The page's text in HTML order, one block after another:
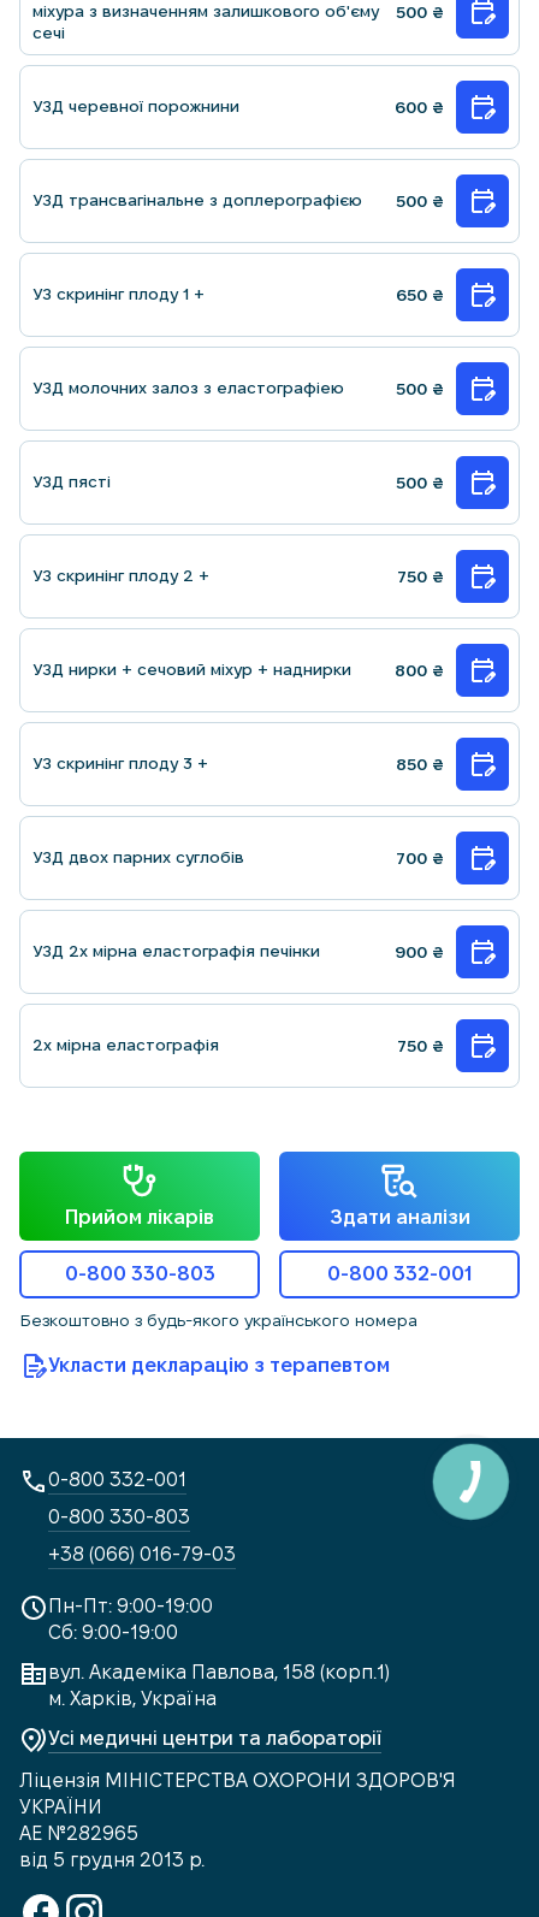
мiхура з визначенням залишкового об'єму
сечi
500 ₴
УЗД черевної порожнини 600 ₴
УЗД трансвагiнальне з доплерографiєю 500 ₴
УЗ скринiнг плоду 1 + 650 ₴
УЗД молочних залоз з еластографiею 500 ₴
УЗД пясті 500 ₴
УЗ скринiнг плоду 2 + 750 ₴
УЗД нирки + сечовий міхур + наднирки 800 ₴
УЗ скринiнг плоду 3 + 850 ₴
УЗД двох парних суглобів 700 ₴
УЗД 2х мірна еластографія печінки 900 ₴
2х мірна еластографія 750 ₴
Прийом лікарів Здати аналізи
0-800 330-803 0-800 332-001
Безкоштовно з будь-якого українського номера
Укласти декларацію з терапевтом
Пн-Пт: 9:00-19:00
Сб: 9:00-19:00
вул. Академіка Павлова, 158 (корп.1)
м. Харків, Україна
Усі медичні центри та лабораторії
Ліцензія МІНІСТЕРСТВА ОХОРОНИ ЗДОРОВ'Я
УКРАЇНИ
АЕ №282965
від 5 грудня 2013 р.
0-800 332-001
0-800 330-803
+38 (066) 016-79-03